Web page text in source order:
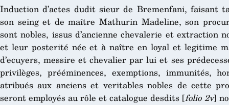
Induction d’actes dudit sieur de Bremenfani, faisant
son seing et de maître Mathurin Madeline, son
sont nobles, issus d’ancienne chevalerie et extraction
et leur posterité née et à naître en loyal et legitime
d’ecuyers, messire et chevalier par lui et ses
privilèges, prééminences, exemptions, immunités,
atribués aux anciens et veritables nobles de cette
seront employés au rôle et catalogue desdits [folio 2v]